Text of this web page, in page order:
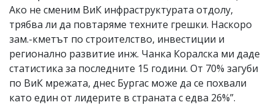
Ако не сменим ВиК инфраструктурата отдолу,
трябва ли да повтаряме техните грешки. Наскоро
зам.-кметът по строителство, инвестиции и
регионално развитие инж. Чанка Коралска ми даде
статистика за последните 15 години. От 70% загуби
по ВиК мрежата, днес Бургас може да се похвали
като един от лидерите в страната с едва 26%”.